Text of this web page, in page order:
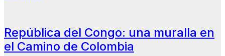
República del Congo: una muralla en
el Camino de Colombia